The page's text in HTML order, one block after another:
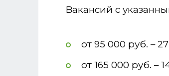
Вакансий с
от 95 000 руб. – 27
от 165 000 руб. –